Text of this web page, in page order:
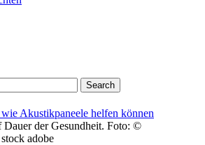
Search
Akustikpaneele helfen können
Dauer der Gesundheit. Foto: ©
adobe